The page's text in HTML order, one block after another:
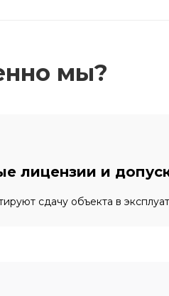
мы?
лицензии и
сдачу объекта в